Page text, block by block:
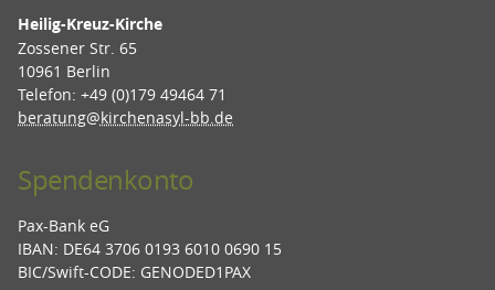
Heilig-Kreuz-Kirche
Zossener Str. 65
10961 Berlin
Telefon: +49 (0)179 49464 71
beratung@kirchenasyl-bb.de
Spendenkonto
Pax-Bank eG
IBAN: DE64 3706 0193 6010 0690 15
BIC/Swift-CODE: GENODED1PAX